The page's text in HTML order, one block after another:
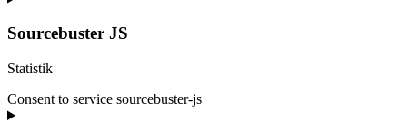
Sourcebuster JS
Statistik
Consent to service sourcebuster-js